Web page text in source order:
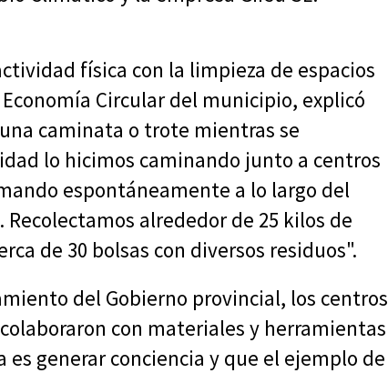
física con la limpieza de espacios
Circular del municipio, explicó
caminata o trote mientras se
lo hicimos caminando junto a centros
espontáneamente a lo largo del
alrededor de 25 kilos de
de 30 bolsas con diversos residuos".
del Gobierno provincial, los centros
con materiales y herramientas
generar conciencia y que el ejemplo de